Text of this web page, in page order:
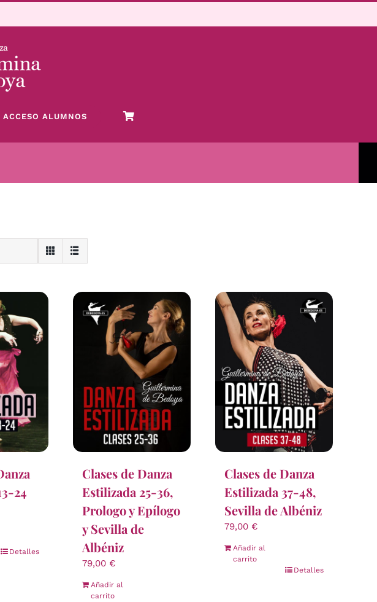
ACCESO ALUMNOS
24
Detalles
Clases de Danza
Estilizada 25-36,
Prologo y Epílogo
y Sevilla de
Albéniz
79,00 €
Añadir al
carrito
Clases de Danza
Estilizada 37-48,
Sevilla de Albéniz
79,00 €
Añadir al
carrito
Detalles